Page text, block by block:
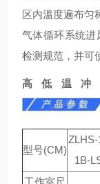
区内溫度遍布匀
气体循环系统进
检测规范，并可
高低温
型号(CM)
ZLHS-
1B-
工作室尺